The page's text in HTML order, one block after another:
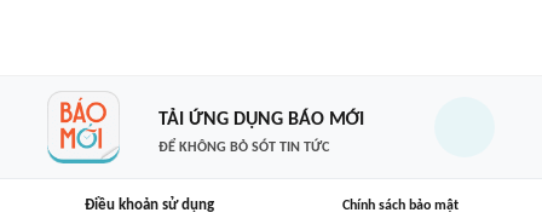
TẢI ỨNG DỤNG BÁO MỚI
ĐỂ KHÔNG BỎ SÓT TIN TỨC
Điều khoản sử dụng Chính sách bảo mật